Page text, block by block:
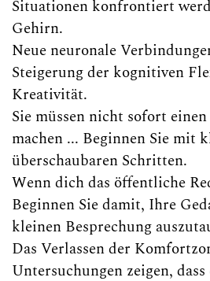
Situationen konfrontiert
Gehirn.
Neue neuronale
Steigerung der kognitiven
Kreativität.
Sie müssen nicht sofort
machen ... Beginnen Sie mit
überschaubaren Schritten.
Wenn dich das öffentliche
Beginnen Sie damit, Ihre
kleinen Besprechung
Das Verlassen der
Untersuchungen zeigen, dass